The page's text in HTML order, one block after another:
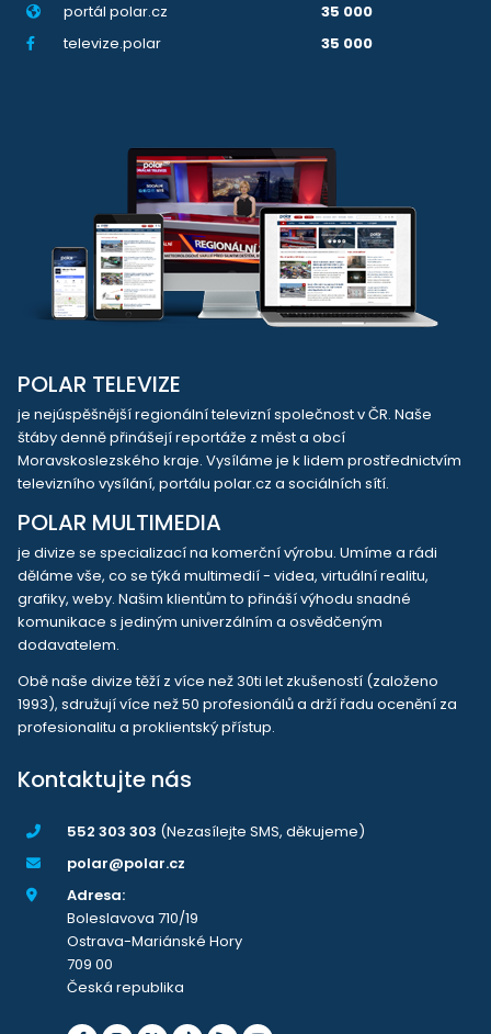
portál polar.cz
35 000
televize.polar
35 000
POLAR TELEVIZE
je nejúspěšnější regionální televizní společnost v ČR. Naše
štáby denně přinášejí reportáže z měst a obcí
Moravskoslezského kraje. Vysíláme je k lidem prostřednictvím
televizního vysílání, portálu polar.cz a sociálních sítí.
POLAR MULTIMEDIA
je divize se specializací na komerční výrobu. Umíme a rádi
děláme vše, co se týká multimedií - videa, virtuální realitu,
grafiky, weby. Našim klientům to přináší výhodu snadné
komunikace s jediným univerzálním a osvědčeným
dodavatelem.
Obě naše divize těží z více než 30ti let zkušeností (založeno
1993), sdružují více než 50 profesionálů a drží řadu ocenění za
profesionalitu a proklientský přístup.
Kontaktujte nás
552 303 303 (Nezasílejte SMS, děkujeme)
polar@polar.cz
Adresa:
Boleslavova 710/19
Ostrava-Mariánské Hory
709 00
Česká republika